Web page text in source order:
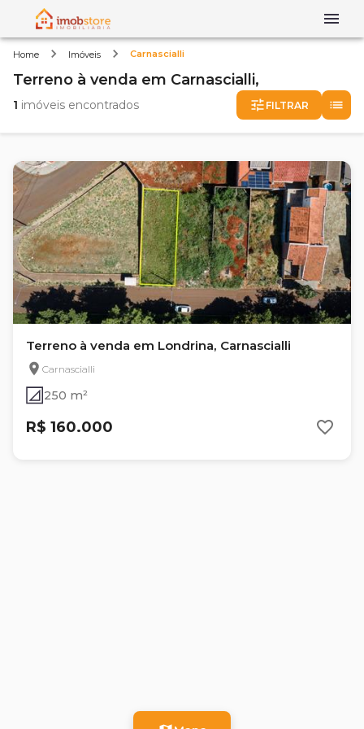
Home Imóveis Carnascialli
Terreno à venda em Carnascialli,
1 imóveis encontrados FILTRAR
Terreno à venda em Londrina, Carnascialli
Carnascialli
250 m²
R$ 160.000